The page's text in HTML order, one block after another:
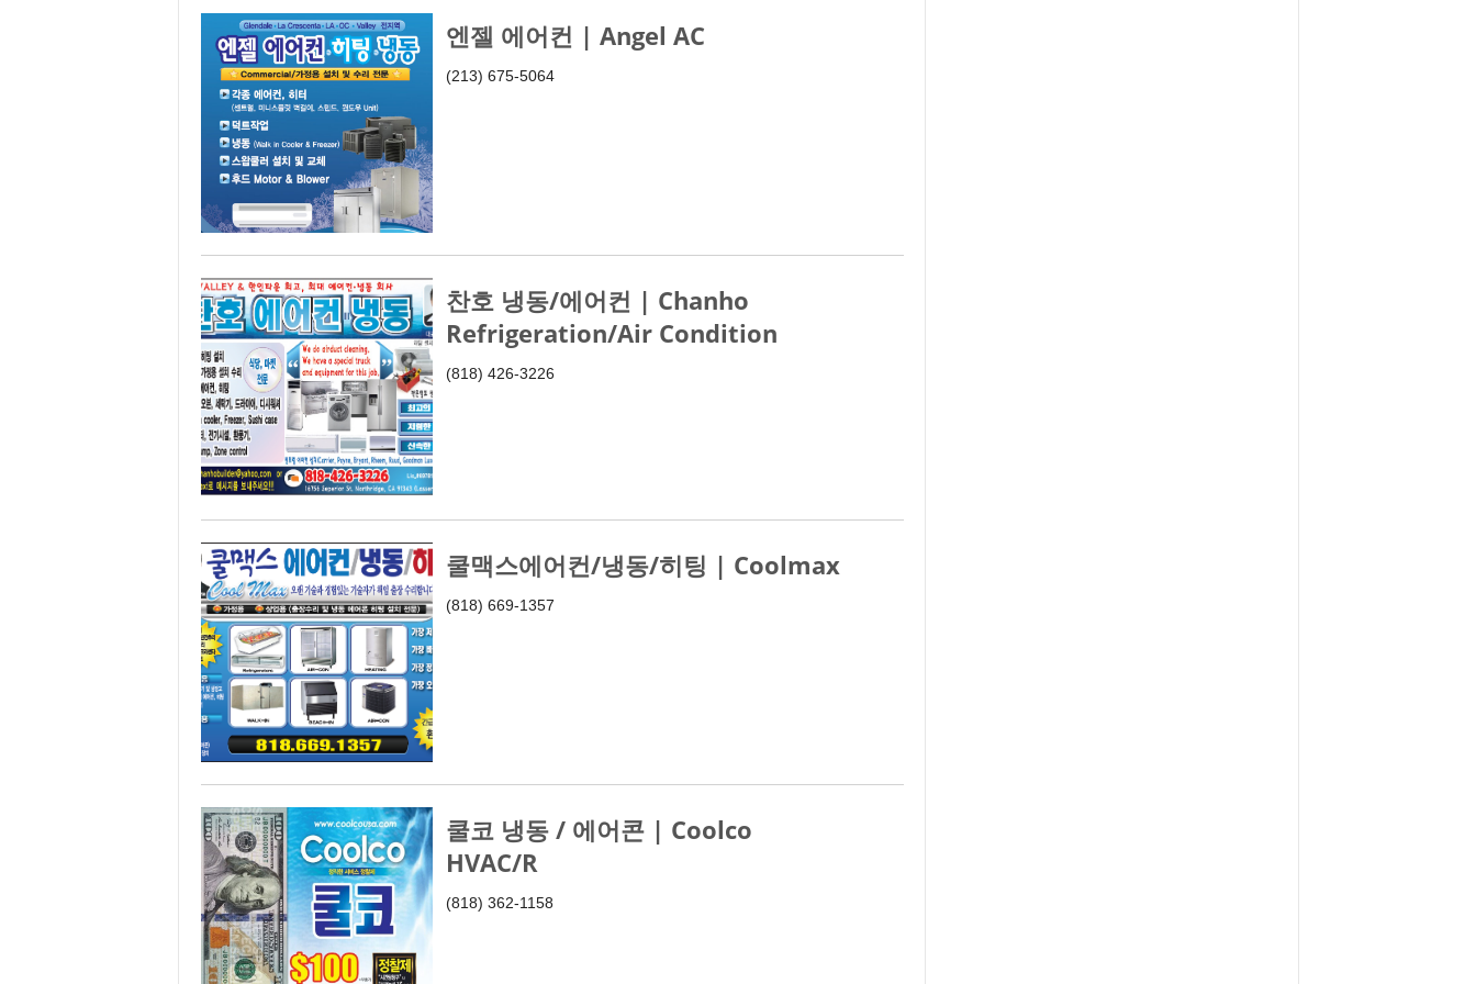
엔젤 에어컨 | Angel AC
(213) 675-5064
찬호 냉동/에어컨 | Chanho
Refrigeration/Air Condition
(818) 426-3226
쿨맥스에어컨/냉동/히팅 | Coolmax
(818) 669-1357
쿨코 냉동 / 에어콘 | Coolco
HVAC/R
(818) 362-1158